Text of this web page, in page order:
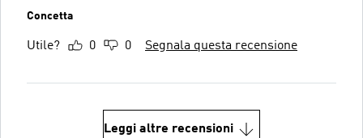
Concetta
Utile? 0 0 Segnala questa recensione
Leggi altre recensioni